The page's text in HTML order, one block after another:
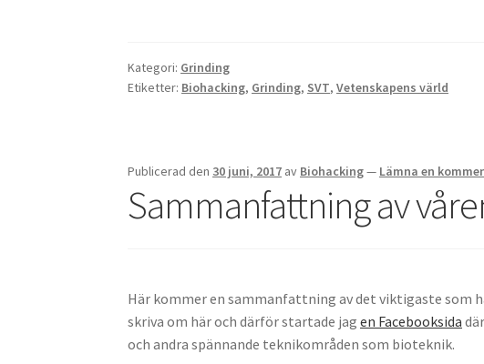
Kategori: Grinding
Etiketter: Biohacking, Grinding, SVT,Vetenskapens värld
Publicerad den 30 juni, 2017 av Biohacking— Lämna en
Sammanfattning av
Här kommer en sammanfattning av det viktigaste som
skriva om här och därför startade jagen Facebooksida
och andra spännande teknikområden som bioteknik.